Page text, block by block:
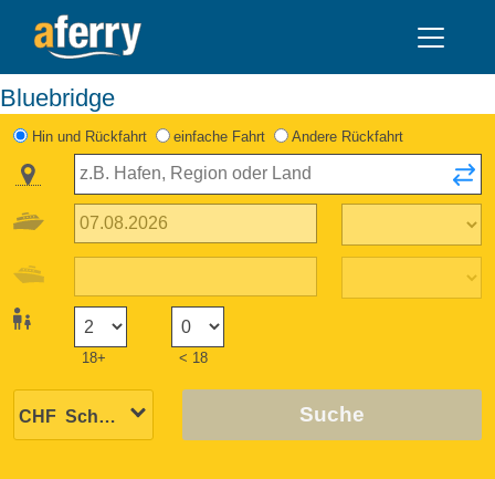
Bluebridge
Hin und Rückfahrt einfache Fahrt Andere Rückfahrt
18+ < 18
Suche